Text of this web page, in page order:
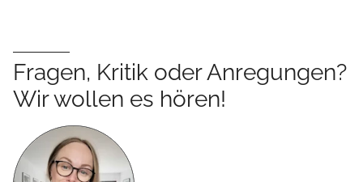
Fragen, Kritik oder Anregungen?
Wir wollen es hören!